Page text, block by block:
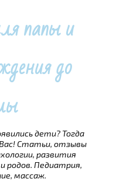
папы и
до
дети? Тогда
Статьи, отзывы
развития
родов. Педиатрия,
массаж.